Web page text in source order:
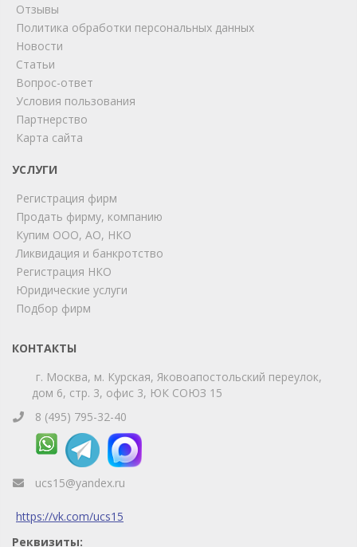
Отзывы
Политика обработки персональных данных
Новости
Статьи
Вопрос-ответ
Условия пользования
Партнерство
Карта сайта
УСЛУГИ
Регистрация фирм
Продать фирму, компанию
Купим ООО, АО, НКО
Ликвидация и банкротство
Регистрация НКО
Юридические услуги
Подбор фирм
КОНТАКТЫ
г. Москва, м. Курская, Яковоапостольский переулок,
дом 6, стр. 3, офис 3, ЮК СОЮЗ 15
8 (495) 795-32-40
ucs15@yandex.ru
https://vk.com/ucs15
Реквизиты:
online
Позвоните нам или свяжитесь с нами через любой
удобный мессенджер!
Telegram
Телефон